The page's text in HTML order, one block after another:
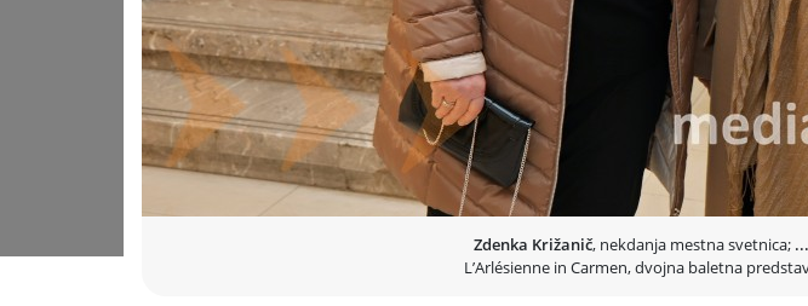
Zdenka Križanič, nekdanja mestna svetnica; ...
L’Arlésienne in Carmen, dvojna baletna